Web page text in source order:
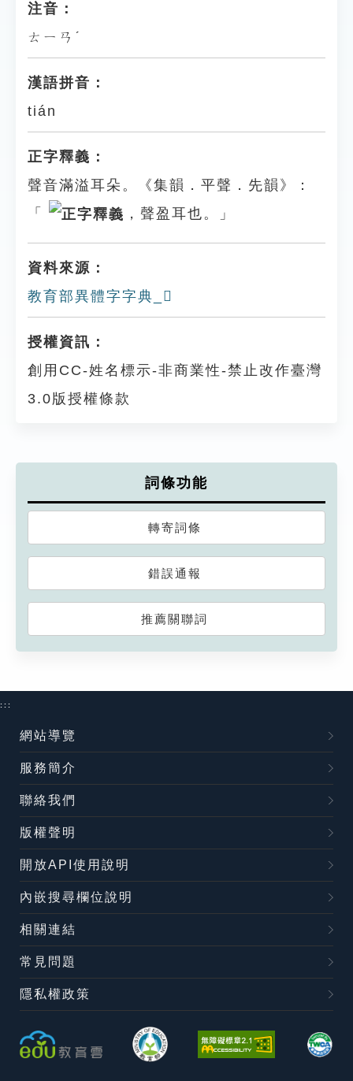
注音：
ㄊㄧㄢˊ
漢語拼音：
tián
正字釋義：
聲音滿溢耳朵。《集韻．平聲．先韻》：
「
，聲盈耳也。」
資料來源：
教育部異體字字典_𦗀
授權資訊：
創用CC-姓名標示-非商業性-禁止改作臺灣
3.0版授權條款
詞條功能
轉寄詞條
錯誤通報
推薦關聯詞
:::
網站導覽
服務簡介
聯絡我們
版權聲明
開放API使用說明
內嵌搜尋欄位說明
相關連結
常見問題
隱私權政策